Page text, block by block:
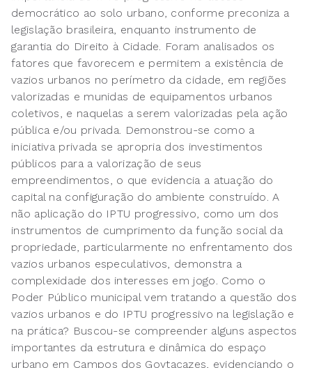
democrático ao solo urbano, conforme preconiza a
legislação brasileira, enquanto instrumento de
garantia do Direito à Cidade. Foram analisados os
fatores que favorecem e permitem a existência de
vazios urbanos no perímetro da cidade, em regiões
valorizadas e munidas de equipamentos urbanos
coletivos, e naquelas a serem valorizadas pela ação
pública e/ou privada. Demonstrou-se como a
iniciativa privada se apropria dos investimentos
públicos para a valorização de seus
empreendimentos, o que evidencia a atuação do
capital na configuração do ambiente construído. A
não aplicação do IPTU progressivo, como um dos
instrumentos de cumprimento da função social da
propriedade, particularmente no enfrentamento dos
vazios urbanos especulativos, demonstra a
complexidade dos interesses em jogo. Como o
Poder Público municipal vem tratando a questão dos
vazios urbanos e do IPTU progressivo na legislação e
na prática? Buscou-se compreender alguns aspectos
importantes da estrutura e dinâmica do espaço
urbano em Campos dos Goytacazes, evidenciando o